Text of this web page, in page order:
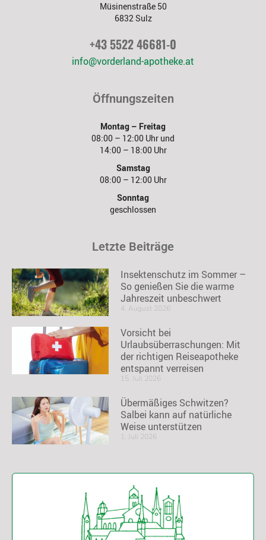
Müsinenstraße 50
6832 Sulz
+43 5522 46681-0
info@vorderland-apotheke.at
Öffnungszeiten
Montag – Freitag
08:00 – 12:00 Uhr und
14:00 – 18:00 Uhr
Samstag
08:00 – 12:00 Uhr
Sonntag
geschlossen
Letzte Beiträge
Insektenschutz im Sommer –
So genießen Sie die warme
Jahreszeit unbeschwert
4. August 2026
Vorsicht bei
Urlaubsüberraschungen: Mit
der richtigen Reiseapotheke
entspannt verreisen
15. Juli 2026
Übermäßiges Schwitzen?
Salbei kann auf natürliche
Weise unterstützen
1. Juli 2026